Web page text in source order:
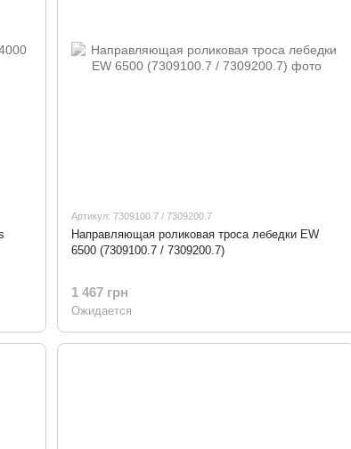
Артикул: 7309100.7 / 7309200.7
Направляющая роликовая троса лебедки EW
6500 (7309100.7 / 7309200.7)
1 467 грн
Ожидается